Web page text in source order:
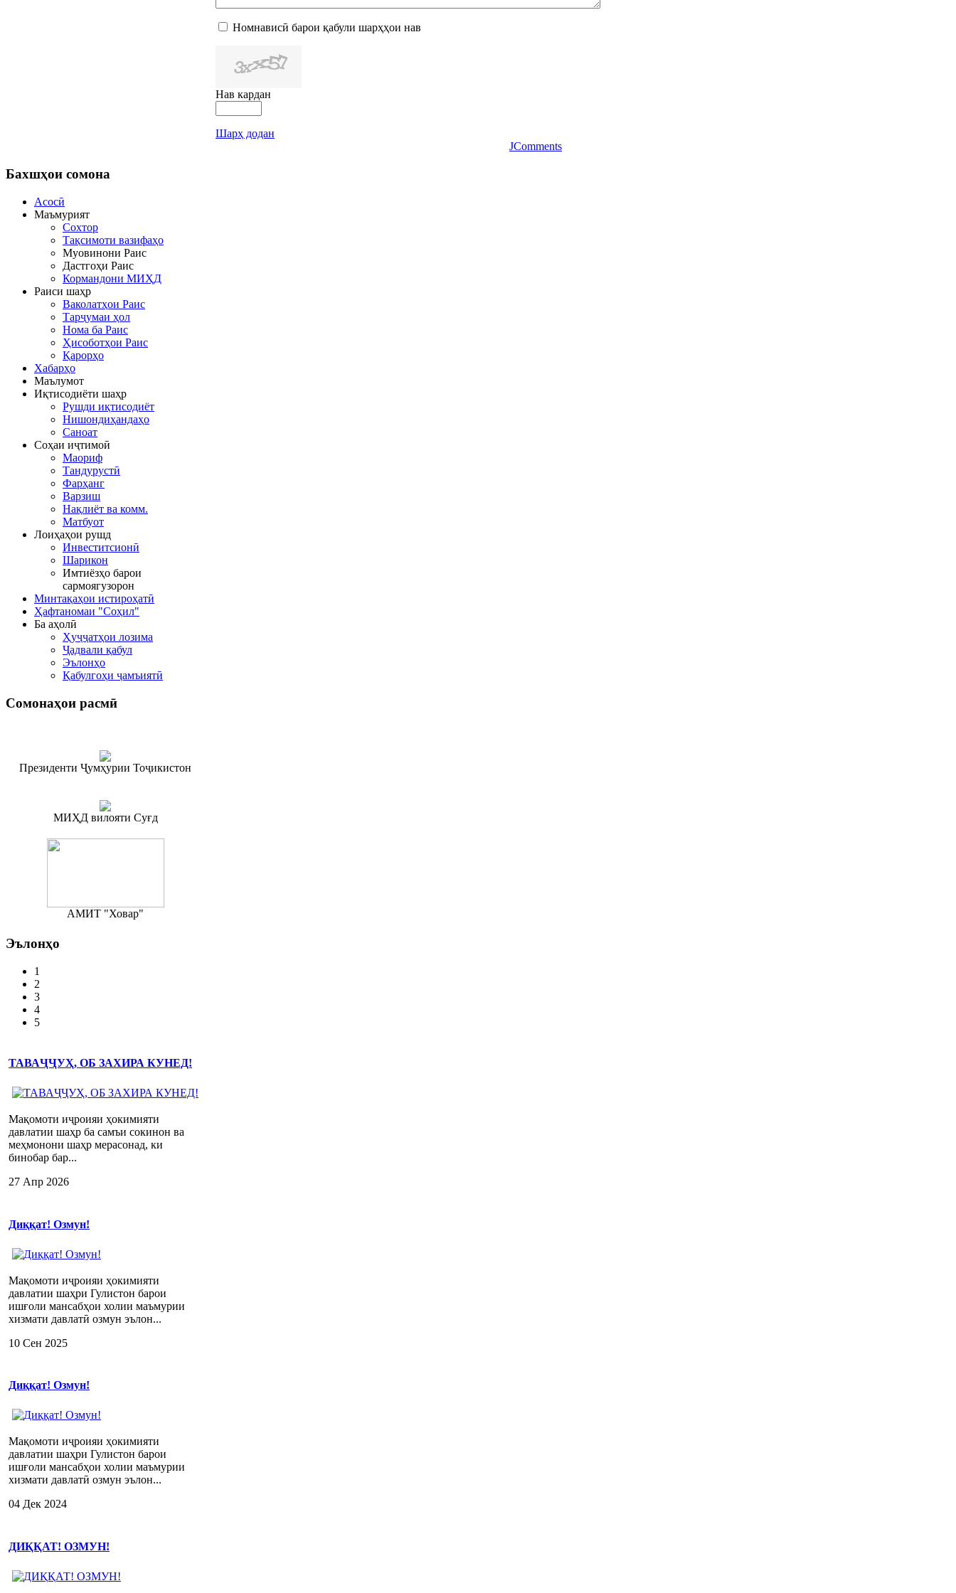
Номнависӣ барои қабули шарҳҳои нав
Нав кардан
Шарҳ додан
JComments
Бахшҳои сомона
Асосӣ
Маъмурият
Сохтор
Тақсимоти вазифаҳо
Муовинони Раис
Дастгоҳи Раис
Кормандони МИҲД
Раиси шаҳр
Ваколатҳои Раис
Тарҷумаи ҳол
Нома ба Раис
Ҳисоботҳои Раис
Қарорҳо
Хабарҳо
Маълумот
Иқтисодиёти шаҳр
Рушди иқтисодиёт
Нишондиҳандаҳо
Саноат
Соҳаи иҷтимоӣ
Маориф
Тандурустӣ
Фарҳанг
Варзиш
Нақлиёт ва комм.
Матбуот
Лоиҳаҳои рушд
Инвеститсионӣ
Шарикон
Имтиёзҳо барои
сармоягузорон
Минтақаҳои истироҳатӣ
Ҳафтаномаи "Соҳил"
Ба аҳолӣ
Ҳуҷҷатҳои лозима
Ҷадвали қабул
Эълонҳо
Қабулгоҳи ҷамъиятӣ
Сомонаҳои расмӣ
Президенти Ҷумҳурии Тоҷикистон
МИҲД вилояти Суғд
АМИТ "Ховар"
Эълонҳо
1
2
3
4
5
ТАВАҶҶУҲ, ОБ ЗАХИРА КУНЕД!
Мақомоти иҷроияи ҳокимияти
давлатии шаҳр ба самъи сокинон ва
меҳмонони шаҳр мерасонад, ки
бинобар бар...
27 Апр 2026
Диққат! Озмун!
Мақомоти иҷроияи ҳокимияти
давлатии шаҳри Гулистон барои
ишғоли мансабҳои холии маъмурии
хизмати давлатӣ озмун эълон...
10 Сен 2025
Диққат! Озмун!
Мақомоти иҷроияи ҳокимияти
давлатии шаҳри Гулистон барои
ишғоли мансабҳои холии маъмурии
хизмати давлатӣ озмун эълон...
04 Дек 2024
ДИҚҚАТ! ОЗМУН!